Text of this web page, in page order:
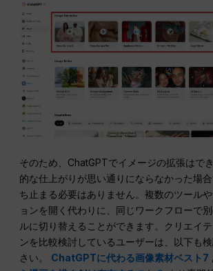
そのため、ChatGPTでイメージの拡張はで
的な仕上がりが思い通りにならなかった場
ち止まる必要はありません。複数のツール
ョンを開く代わりに、同じワークフローで
ルに切り替えることができます。クリエイ
ンを比較検討しているユーザーは、以下も
さい。 ChatGPTに代わる画像素材ベスト7